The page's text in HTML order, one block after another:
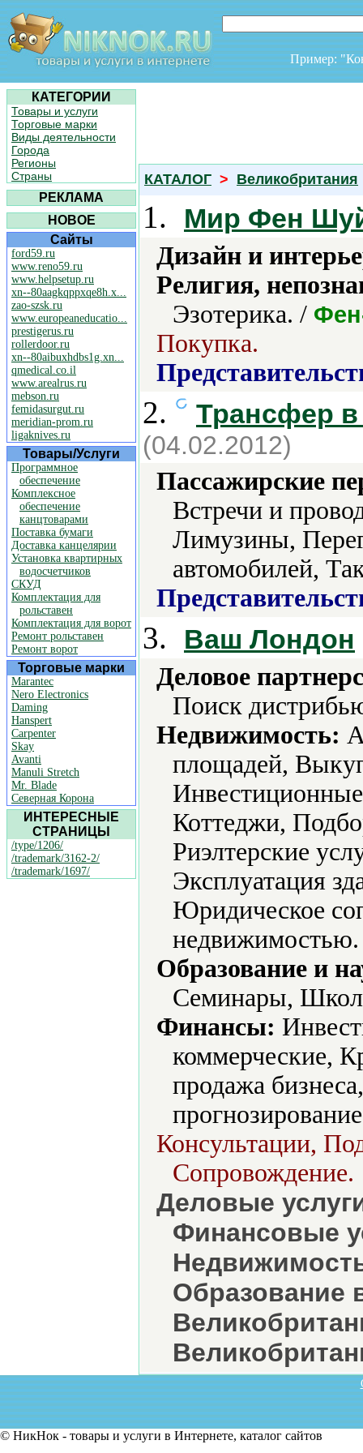
Пример:
КАТЕГОРИИ
Товары и услуги
Торговые марки
Виды деятельности
Города
Регионы
Страны
РЕКЛАМА
НОВОЕ
Сайты
ford59.ru
www.reno59.ru
www.helpsetup.ru
xn--80aagkqppxqe8h.x...
zao-szsk.ru
www.europeaneducatio...
prestigerus.ru
rollerdoor.ru
xn--80aibuxhdbs1g.xn...
qmedical.co.il
www.arealrus.ru
mebson.ru
femidasurgut.ru
meridian-prom.ru
ligaknives.ru
Товары/Услуги
Программное
обеспечение
Комплексное
обеспечение
канцтоварами
Поставка бумаги
Доставка канцелярии
Установка квартирных
водосчетчиков
СКУД
Комплектация для
рольставен
Комплектация для ворот
Ремонт рольставен
Ремонт ворот
Торговые марки
Marantec
Nero Electronics
Daming
Hanspert
Carpenter
Skay
Avanti
Manuli Stretch
Mr. Blade
Северная Корона
ИНТЕРЕСНЫЕ
СТРАНИЦЫ
/type/1206/
/trademark/3162-2/
/trademark/1697/
КАТАЛОГ > Великобритания
1. Мир Фен
Дизайн и
Религия,
Эзотерика. /
Покупка.
2. Трансфер
(04.02.2012)
Пассажирские
Встречи и
Лимузины,
автомобилей,
3. Ваш Лондон
Деловое
Поиск
Недвижимость:
площадей,
Коттеджи,
Риэлтерские
Эксплуатация
Юридическое
недвижимостью.
Образование и
Семинары,
Финансы:
коммерческие,
продажа
Консультации,
Сопровождение.
Деловые
Финансовые
Образование
© НикНок - товары и услуги в Интернете, каталог сайтов